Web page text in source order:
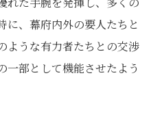
に、幕府内外の要人たちと
ような有力者たちとの交渉
一部として機能させたよう